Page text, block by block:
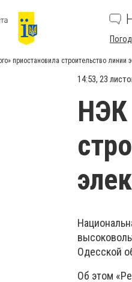
приостановила строительство
14:53, 23
НЭК
Одесской
Об этом